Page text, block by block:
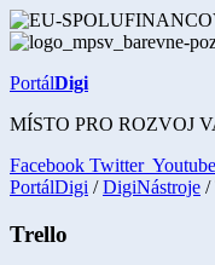
Přejít
k
PortálDigi
MÍSTO PRO ROZVOJ
Facebook Twitter Youtube
PortálDigi /DigiNástroje /
Trello